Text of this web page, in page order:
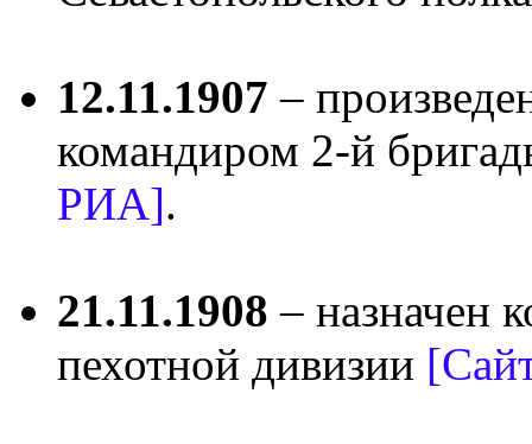
12.11.1907 –
командиром 2-й
РИА].
21.11.1908 – назначен
пехотной дивизии